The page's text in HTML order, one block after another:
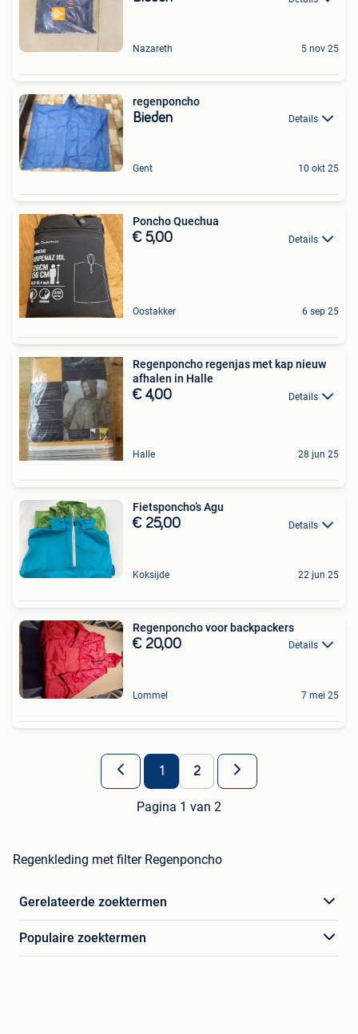
Nazareth 5 nov 25
regenponcho
Bieden Details
Gent 10 okt 25
Poncho Quechua
€ 5,00 Details
Oostakker 6 sep 25
Regenponcho regenjas met kap nieuw
afhalen in Halle
€ 4,00 Details
Halle 28 jun 25
Fietsponcho’s Agu
€ 25,00 Details
Koksijde 22 jun 25
Regenponcho voor backpackers
€ 20,00 Details
Lommel 7 mei 25
1 2
Pagina 1 van 2
Regenkleding met filter Regenponcho
Gerelateerde zoektermen
Populaire zoektermen